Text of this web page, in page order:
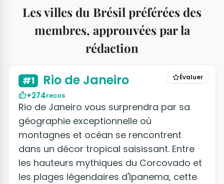
Les villes du Brésil préférées des
membres, approuvées par la
rédaction
Évaluer
#1 Rio de Janeiro
+274recos
Rio de Janeiro vous surprendra par sa
géographie exceptionnelle où
montagnes et océan se rencontrent
dans un décor tropical saisissant. Entre
les hauteurs mythiques du Corcovado et
les plages légendaires d'Ipanema, cette